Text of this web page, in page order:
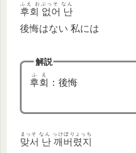
후회 없어 난
ふえ おぷっそ なん
後悔はない 私には
解説
후회
ふえ
：後悔
맞서 난 깨버렸지
まっそ なん っけぼりょっち